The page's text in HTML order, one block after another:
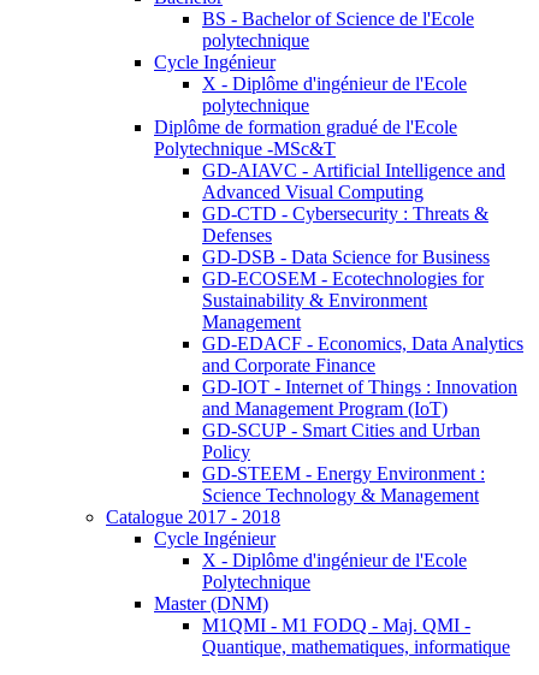
BS - Bachelor of Science de l'Ecole
polytechnique
Cycle Ingénieur
X - Diplôme d'ingénieur de l'Ecole
polytechnique
Diplôme de formation gradué de l'Ecole
Polytechnique -MSc&T
GD-AIAVC - Artificial Intelligence and
Advanced Visual Computing
GD-CTD - Cybersecurity : Threats &
Defenses
GD-DSB - Data Science for Business
GD-ECOSEM - Ecotechnologies for
Sustainability & Environment
Management
GD-EDACF - Economics, Data Analytics
and Corporate Finance
GD-IOT - Internet of Things : Innovation
and Management Program (IoT)
GD-SCUP - Smart Cities and Urban
Policy
GD-STEEM - Energy Environment :
Science Technology & Management
Catalogue 2017 - 2018
Cycle Ingénieur
X - Diplôme d'ingénieur de l'Ecole
Polytechnique
Master (DNM)
M1QMI - M1 FODQ - Maj. QMI -
Quantique, mathematiques, informatique